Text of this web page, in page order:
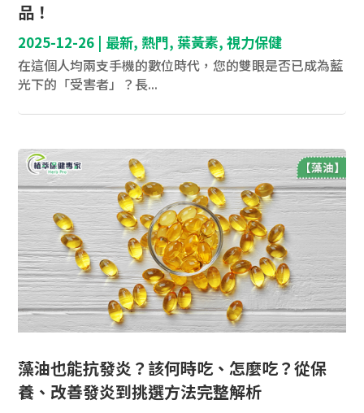
品！
2025-12-26 | 最新, 熱門,葉黃素,視力保健
在這個人均兩支手機的數位時代，您的雙眼是否已成為藍
光下的「受害者」？長...
藻油也能抗發炎？該何時吃、怎麼吃？從保
養、改善發炎到挑選方法完整解析